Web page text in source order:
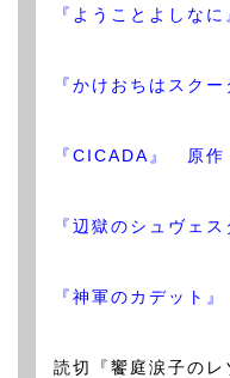
『ようことよしな
『かけおちはスク
『CICADA』 原作
『辺獄のシュヴェ
『神軍のカデット
読切『饗庭涙子の